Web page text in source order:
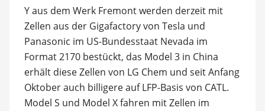
Y aus dem Werk Fremont werden derzeit mit
Zellen aus der Gigafactory von Tesla und
Panasonic im US-Bundesstaat Nevada im
Format 2170 bestückt, das Model 3 in China
erhält diese Zellen von LG Chem und seit Anfang
Oktober auch billigere auf LFP-Basis von CATL.
Model S und Model X fahren mit Zellen im